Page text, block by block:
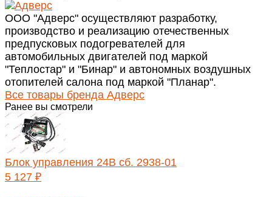
ООО "Адверс" осуществляют разработку,
производство и реализацию отечественных
предпусковых подогревателей для
автомобильных двигателей под маркой
"Теплостар" и "Бинар" и автономных воздушных
отопителей салона под маркой "Планар".
Все товары бренда Адверс
Ранее вы смотрели
Блок управления 24В сб. 2938-01
5 127 ₽